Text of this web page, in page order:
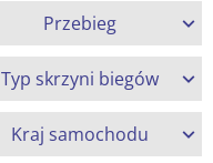
Przebieg
Typ skrzyni biegów
Kraj samochodu